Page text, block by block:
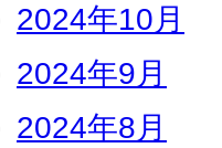
2024年10月
2024年9月
2024年8月